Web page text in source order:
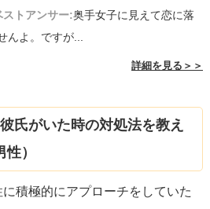
ストアンサー:奥手女子に見えて恋に落
んよ。ですが...
詳細を見る＞＞
氏がいた時の対処法を教え
）
積極的にアプローチをしていた